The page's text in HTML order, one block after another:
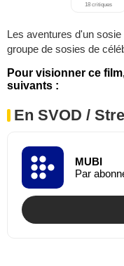
18 critiques
Les aventures d'un
groupe de sosies de
Pour visionner ce
suivants :
En SVOD /
MUBI
Par